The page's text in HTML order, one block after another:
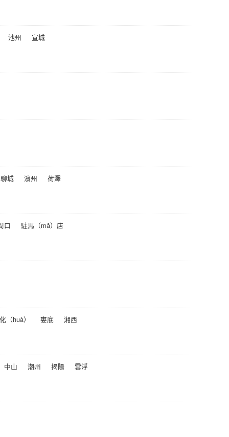
池州 宣城
聊城 濱州 荷澤
口 駐馬（mǎ）店
（huà） 婁底 湘西
中山 潮州 揭陽 雲浮